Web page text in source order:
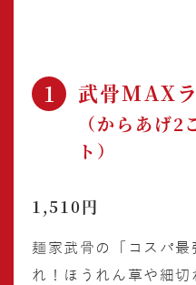
1 武骨MAX
（からあげ2
ト）
1,510円
麺家武骨の「コスパ最
れ！ほうれん草や細